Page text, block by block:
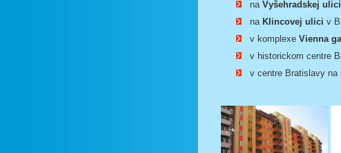
na Vyšehradskej ulici
na Klincovej ulici v
v komplexe Vienna
v historickom centre
v centre Bratislavy na